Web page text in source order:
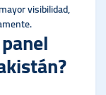
visibilidad,
panel